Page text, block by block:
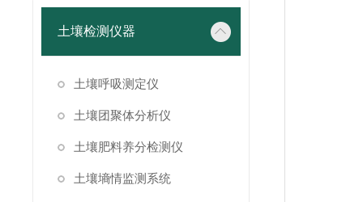
土壤检测仪器
土壤呼吸测定仪
土壤团聚体分析仪
土壤肥料养分检测仪
土壤墒情监测系统